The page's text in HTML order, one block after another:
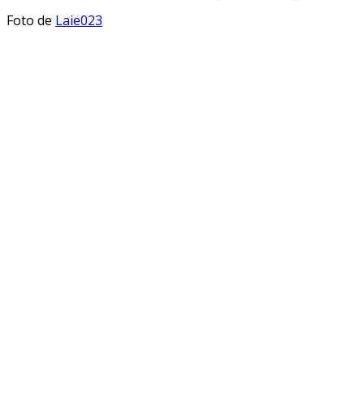
Foto de Laie023